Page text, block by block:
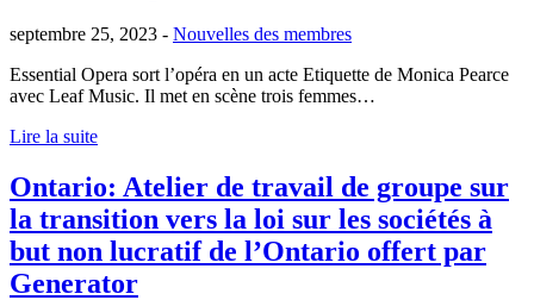
septembre 25, 2023 - Nouvelles des membres
Essential Opera sort l’opéra en un acte Etiquette de Monica Pearce
avec Leaf Music. Il met en scène trois femmes…
Lire la suite
Ontario: Atelier de travail de groupe sur
la transition vers la loi sur les sociétés à
but non lucratif de l’Ontario offert par
Generator